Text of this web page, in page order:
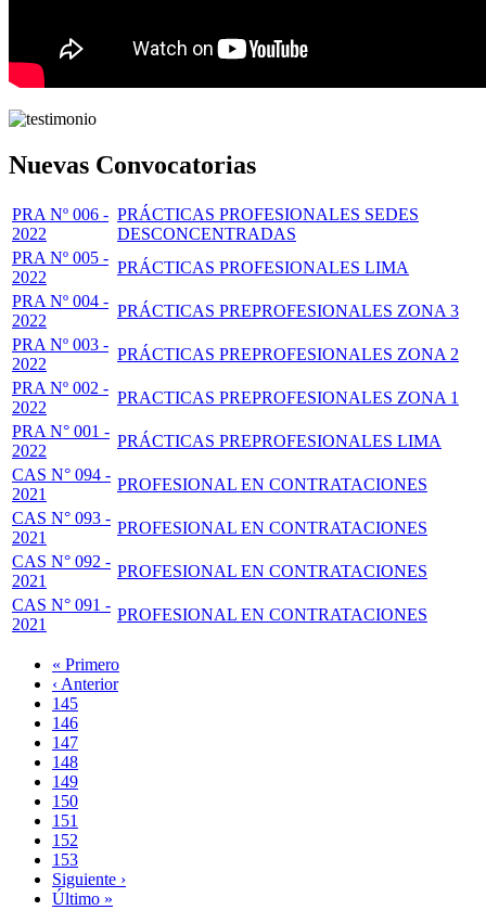
Nuevas Convocatorias
PRA Nº 006 -
2022
PRÁCTICAS PROFESIONALES SEDES
DESCONCENTRADAS
PRA Nº 005 -
2022
PRÁCTICAS PROFESIONALES LIMA
PRA Nº 004 -
2022
PRÁCTICAS PREPROFESIONALES ZONA 3
PRA Nº 003 -
2022
PRÁCTICAS PREPROFESIONALES ZONA 2
PRA Nº 002 -
2022
PRACTICAS PREPROFESIONALES ZONA 1
PRA N° 001 -
2022
PRÁCTICAS PREPROFESIONALES LIMA
CAS N° 094 -
2021
PROFESIONAL EN CONTRATACIONES
CAS N° 093 -
2021
PROFESIONAL EN CONTRATACIONES
CAS N° 092 -
2021
PROFESIONAL EN CONTRATACIONES
CAS N° 091 -
2021
PROFESIONAL EN CONTRATACIONES
Paginación
Primera
página
« Primero
Página
anterior
‹ Anterior
Page
145
Page
146
Page
147
Page
148
Página
actual
149
Page
150
Page
151
Page
152
Page
153
Siguiente
página
Siguiente ›
Última
Último »